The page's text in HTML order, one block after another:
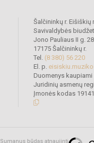
Šalčininkų r.
Savivaldybės
Jono Pauliaus II g.
17175 Šalčininkų r.
Tel. (8 380) 56 220
El. p.
Duomenys
Juridinių asmenų
Įmonės kodas
Sumanus būdas atnaujinti